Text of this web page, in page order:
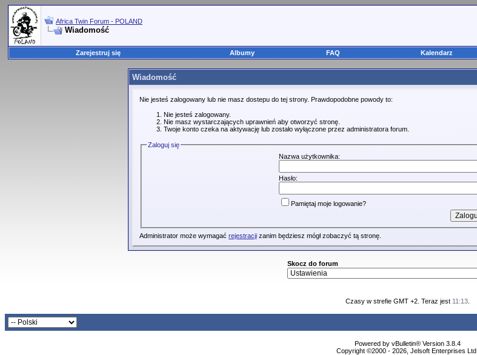
Africa Twin Forum - POLAND
Wiadomość
Zarejestruj się Albumy FAQ Kalendarz
Wiadomość
Nie jesteś zalogowany lub nie masz dostepu do tej strony. Prawdopodobne powody to:
Nie jesteś zalogowany.
Nie masz wystarczających uprawnień aby otworzyć stronę.
Twoje konto czeka na aktywację lub zostało wyłączone przez administratora forum.
Zaloguj się
Nazwa użytkownika:
Hasło:
Pamiętaj moje logowanie?
Administrator może wymagać rejestracji zanim będziesz mógł zobaczyć tą stronę.
Skocz do forum
Czasy w strefie GMT +2. Teraz jest 11:13.
Powered by vBulletin® Version 3.8.4
Copyright ©2000 - 2026, Jelsoft Enterprises Ltd.